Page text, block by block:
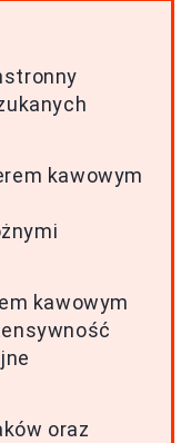
kawowym
kawowym
oraz